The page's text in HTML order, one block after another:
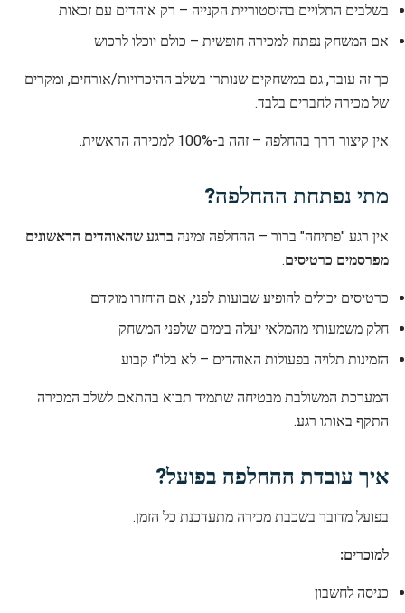
בשלבים התלויים בהיסטוריית הקנייה – רק אוהדים עם זכאות
אם המשחק נפתח למכירה חופשית – כולם יוכלו לרכוש
כך זה עובד, גם במשחקים שנותרו בשלב ההיכרויות/אורחים, ומקרים
של מכירה לחברים בלבד.
אין קיצור דרך בהחלפה – זהה ב-100% למכירה הראשית.
מתי נפתחת ההחלפה?
אין רגע "פתיחה" ברור – ההחלפה זמינה ברגע שהאוהדים הראשונים
מפרסמים כרטיסים.
כרטיסים יכולים להופיע שבועות לפני, אם הוחזרו מוקדם
חלק משמעותי מהמלאי יעלה בימים שלפני המשחק
הזמינות תלויה בפעולות האוהדים – לא בלו"ז קבוע
המערכת המשולבת מבטיחה שתמיד תבוא בהתאם לשלב המכירה
התקף באותו רגע.
איך עובדת ההחלפה בפועל?
בפועל מדובר בשכבת מכירה מתעדכנת כל הזמן.
למוכרים:
כניסה לחשבון